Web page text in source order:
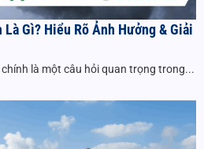
Gì? Hiểu Rõ Ảnh Hưởng & Giải
chính là một câu hỏi quan trọng trong...